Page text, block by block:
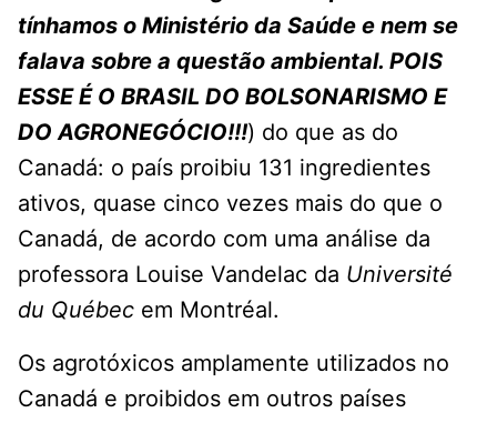
tínhamos o Ministério da Saúde e nem se
falava sobre a questão ambiental. POIS
ESSE É O BRASIL DO BOLSONARISMO E
DO AGRONEGÓCIO!!!) do que as do
Canadá: o país proibiu 131 ingredientes
ativos, quase cinco vezes mais do que o
Canadá, de acordo com uma análise da
professora Louise Vandelac da Université
du Québec em Montréal.
Os agrotóxicos amplamente utilizados no
Canadá e proibidos em outros países